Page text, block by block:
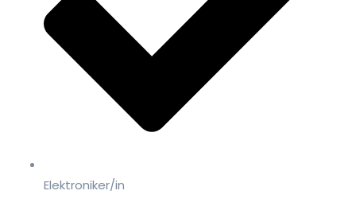
Elektroniker/in